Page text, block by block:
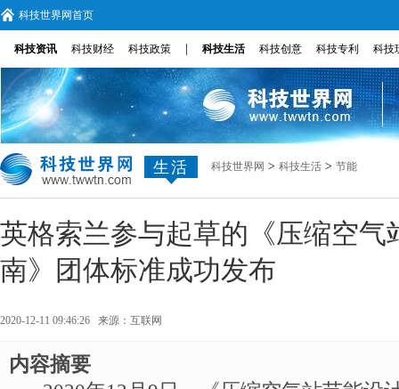
科技世界网首页
科技资讯 科技财经 科技政策 科技生活 科技创意 科技专利 科技
生活 科技世界网 > 科技生活 > 节能
英格索兰参与起草的《压缩空气
南》团体标准成功发布
2020-12-11 09:46:26 来源： 互联网
内容摘要